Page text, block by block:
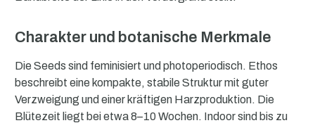
Charakter und botanische Merkmale
Die Seeds sind feminisiert und photoperiodisch. Ethos
beschreibt eine kompakte, stabile Struktur mit guter
Verzweigung und einer kräftigen Harzproduktion. Die
Blütezeit liegt bei etwa 8–10 Wochen. Indoor sind bis zu